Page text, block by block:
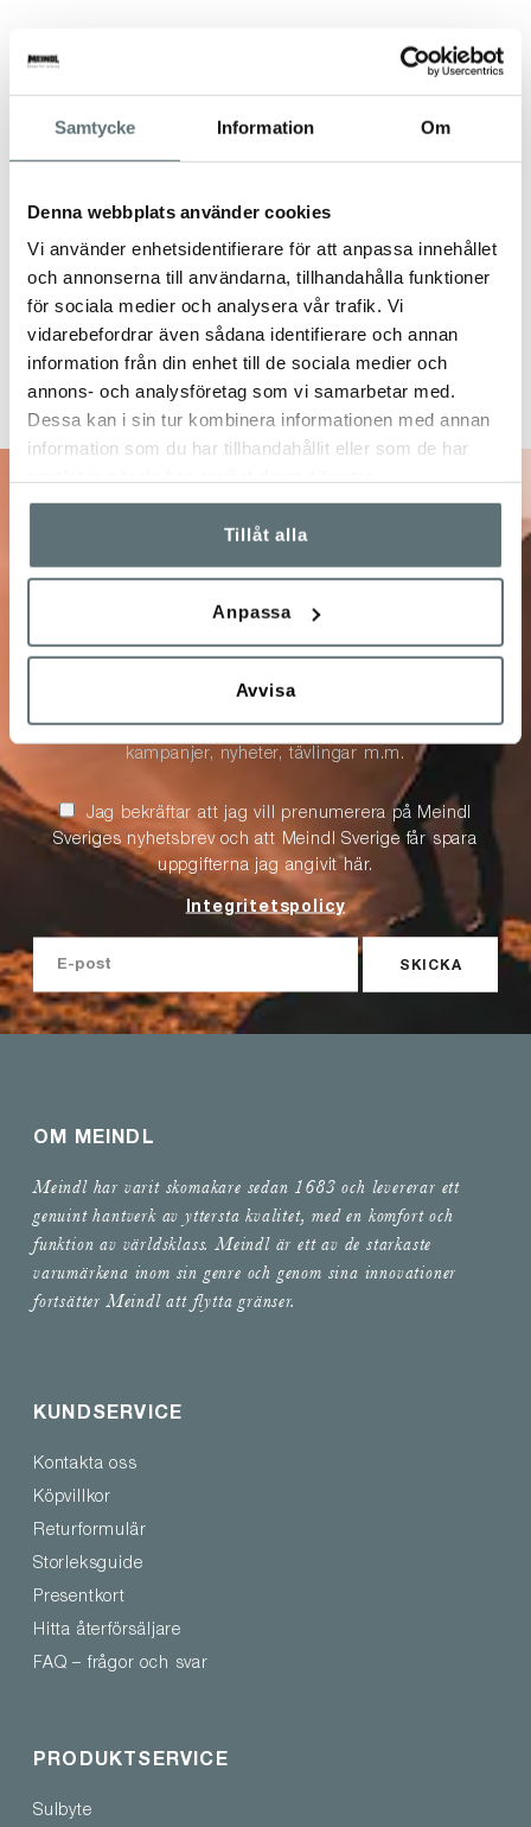
Samtycke Information Om
Denna webbplats använder cookies
Vi använder enhetsidentifierare för att anpassa innehållet
och annonserna till användarna, tillhandahålla funktioner
för sociala medier och analysera vår trafik. Vi
vidarebefordrar även sådana identifierare och annan
information från din enhet till de sociala medier och
annons- och analysföretag som vi samarbetar med.
Dessa kan i sin tur kombinera informationen med annan
information som du har tillhandahållit eller som de har
Tillåt alla
Anpassa
Avvisa
10% på ditt nästa
köp
Anmäl dig till vårt nyhetsbrev!
Få unika förmåner och specialerbjudanden, info om
kampanjer, nyheter, tävlingar m.m.
Jag bekräftar att jag vill prenumerera på Meindl
Sveriges nyhetsbrev och att Meindl Sverige får spara
uppgifterna jag angivit här.
Integritetspolicy
SKICKA
OM MEINDL
Meindl har varit skomakare sedan 1683 och levererar ett
genuint hantverk av yttersta kvalitet, med en komfort och
funktion av världsklass. Meindl är ett av de starkaste
varumärkena inom sin genre och genom sina innovationer
fortsätter Meindl att flytta gränser.
KUNDSERVICE
Kontakta oss
Köpvillkor
Returformulär
Storleksguide
Presentkort
Hitta återförsäljare
FAQ – frågor och svar
PRODUKTSERVICE
Sulbyte